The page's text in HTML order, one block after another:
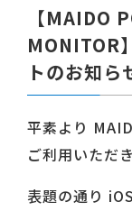
【MAIDO
MONITOR
トのお知ら
平素より
ご利用いただ
表題の通り